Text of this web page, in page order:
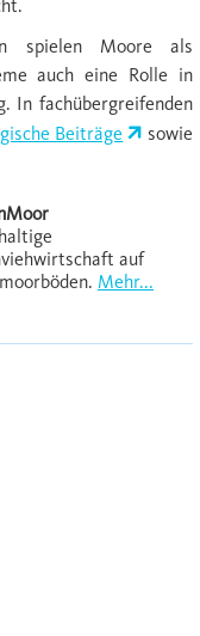
spielen Moore als
auch eine Rolle in
In fachübergreifenden
Beiträge
sowie
auf
Mehr...